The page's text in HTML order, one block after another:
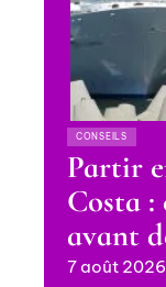
CONSEILS
Partir
Costa :
avant
7 août 2026